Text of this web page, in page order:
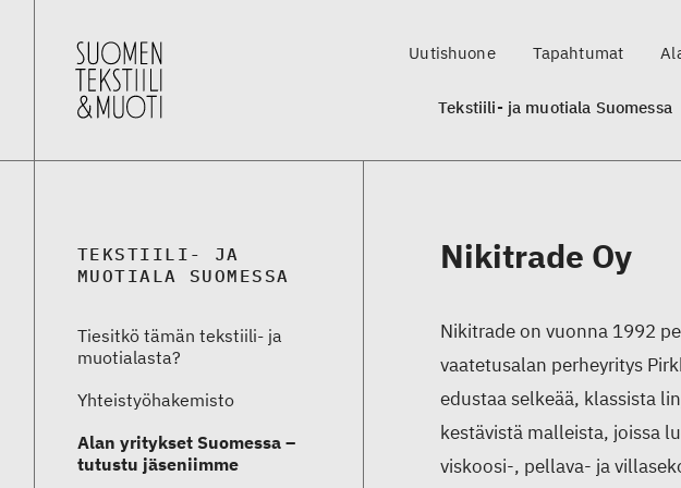
Uutishuone Tapahtumat
Tekstiili- ja muotiala Suomessa
TEKSTIILI- JA
MUOTIALA SUOMESSA
Tiesitkö tämän tekstiili- ja
muotialasta?
Yhteistyö­hakemisto
Alan yritykset Suomessa –
tutustu jäseniimme
Nikitrade Oy
Nikitrade on vuonna 1992
vaatetusalan perheyritys
edustaa selkeää, klassista
kestävistä malleista, joissa
viskoosi-, pellava- ja